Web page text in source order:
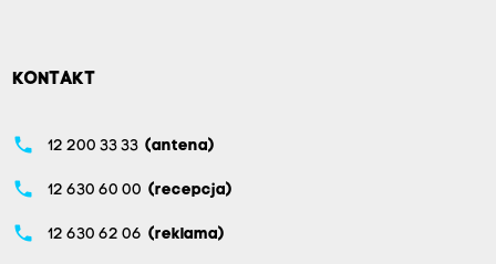
KONTAKT
phone 12 200 33 33 (antena)
phone 12 630 60 00 (recepcja)
phone 12 630 62 06 (reklama)